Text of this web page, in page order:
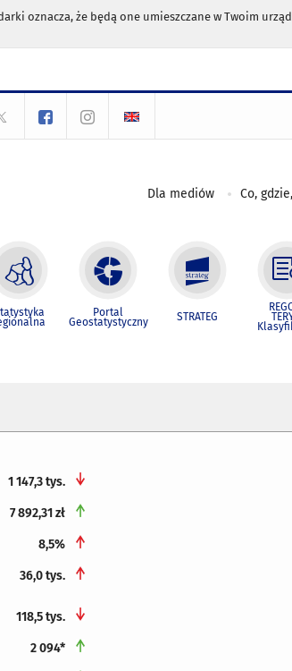
oznacza, że będą one umieszczane w Twoim
Dla mediów Co,
Portal
Geostatystyczny STRATEG
1 147,3 tys.
7 892,31 zł
8,5%
36,0 tys.
118,5 tys.
2 094*